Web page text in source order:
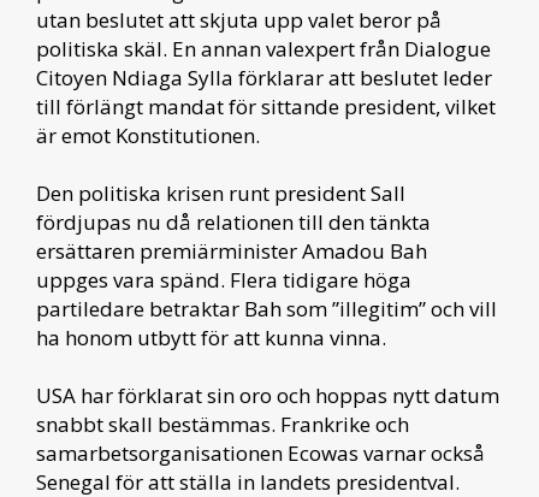
utan beslutet att skjuta upp valet beror på
politiska skäl. En annan valexpert från Dialogue
Citoyen Ndiaga Sylla förklarar att beslutet leder
till förlängt mandat för sittande president, vilket
är emot Konstitutionen.
Den politiska krisen runt president Sall
fördjupas nu då relationen till den tänkta
ersättaren premiärminister Amadou Bah
uppges vara spänd. Flera tidigare höga
partiledare betraktar Bah som ”illegitim” och vill
ha honom utbytt för att kunna vinna.
USA har förklarat sin oro och hoppas nytt datum
snabbt skall bestämmas. Frankrike och
samarbetsorganisationen Ecowas varnar också
Senegal för att ställa in landets presidentval.